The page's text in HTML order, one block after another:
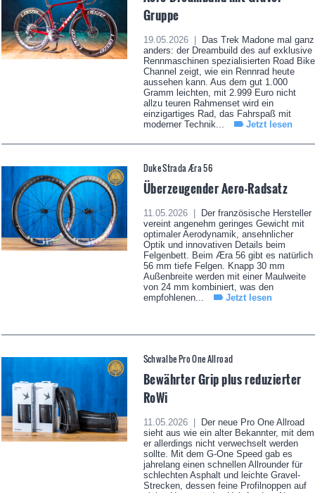
Gruppe
19.05.2026 |
Das Trek Madone mal ganz
anders: der Dreambuild des auf exklusive
Rennmaschinen spezialisierten Road Bike
Channel zeigt, wie ein Rennrad heute
aussehen kann. Aus dem gut 1.000
Gramm leichten, mit 2.999 Euro nicht
allzu teuren Rahmenset wird ein
einzigartiges Rad, das Fahrspaß mit
moderner Technik...
Jetzt lesen
Duke Strada Æra 56
Überzeugender Aero-Radsatz
11.05.2026 |
Der französische Hersteller
vereint angenehm geringes Gewicht mit
optimaler Aerodynamik, ansehnlicher
Optik und innovativen Details beim
Felgenbett. Beim Æra 56 gibt es natürlich
56 mm tiefe Felgen. Knapp 30 mm
Außenbreite werden mit einer Maulweite
von 24 mm kombiniert, was den
empfohlenen...
Jetzt lesen
Schwalbe Pro One Allroad
Bewährter Grip plus reduzierter
RoWi
11.05.2026 |
Der neue Pro One Allroad
sieht aus wie ein alter Bekannter, mit dem
er allerdings nicht verwechselt werden
sollte. Mit dem G-One Speed gab es
jahrelang einen schnellen Allrounder für
schlechten Asphalt und leichte Gravel-
Strecken, dessen feine Profilnoppen auf